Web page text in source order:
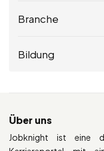
Branche
Bildung
Über uns
Jobknight ist eine